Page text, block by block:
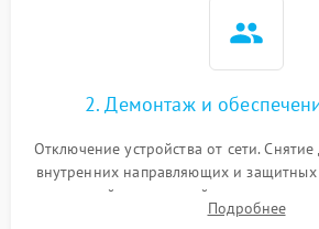
2. Демонтаж и
Отключение устройства от сети.
внутренних направляющих и
задней или верхней панели для
нагревательным элементам, плате
Подробнее